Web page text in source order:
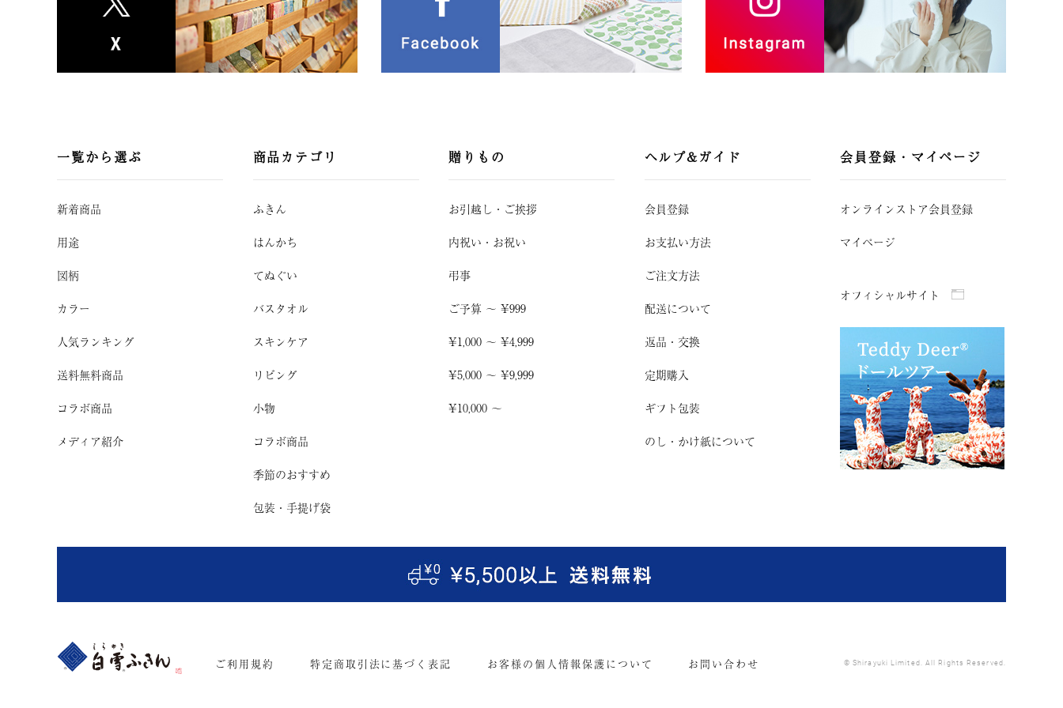
一覧から選ぶ
新着商品
用途
図柄
カラー
人気ランキング
送料無料商品
コラボ商品
メディア紹介
商品カテゴリ
ふきん
はんかち
てぬぐい
バスタオル
スキンケア
リビング
小物
コラボ商品
季節のおすすめ
包装・手提げ袋
贈りもの
お引越し ・ ご挨拶
内祝い・お祝い
弔事
ご予算 〜 ¥999
¥1,000 〜 ¥4,999
¥5,000 〜 ¥9,999
¥10,000 〜
ヘルプ&ガイド
会員登録
お支払い方法
ご注文方法
配送について
返品・交換
定期購入
ギフト包装
のし・かけ紙について
会員登録・マイページ
オンラインストア会員登録
マイページ
オフィシャルサイト
ご利用規約 特定商取引法に基づく表記 お客様の個人情報保護について お問い合わせ © Shirayuki Limited. All Rights Reserved.